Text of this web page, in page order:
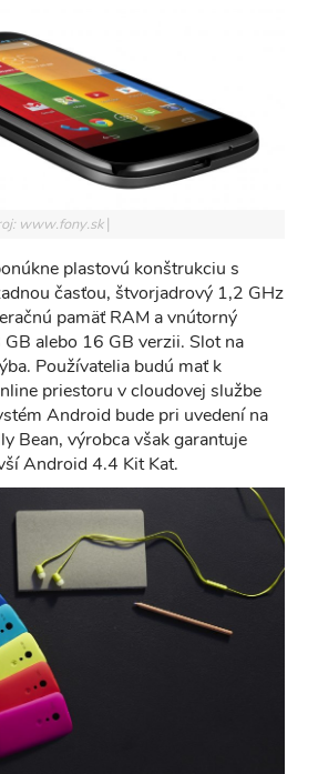
www.fony.sk
plastovú konštrukciu s
časťou, štvorjadrový 1,2 GHz
pamäť RAM a vnútorný
alebo 16 GB verzii. Slot na
Používatelia budú mať k
priestoru v cloudovej službe
Android bude pri uvedení na
Bean, výrobca však garantuje
Android 4.4 Kit Kat.